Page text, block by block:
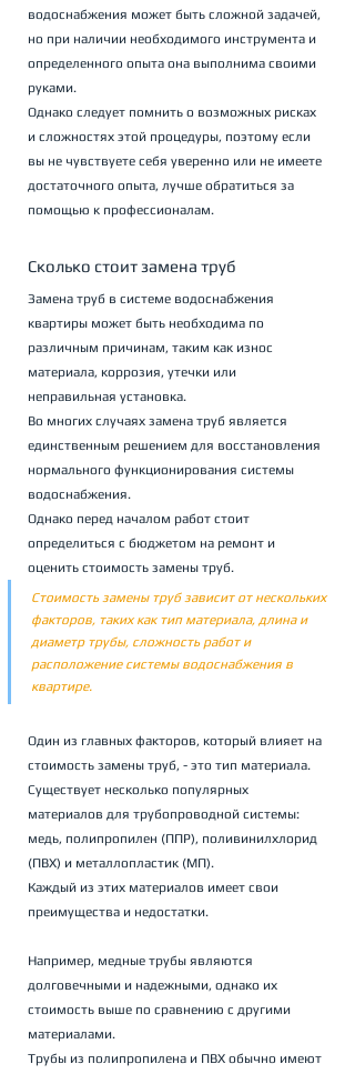
водоснабжения может быть сложной задачей,
но при наличии необходимого инструмента и
определенного опыта она выполнима своими
руками.
Однако следует помнить о возможных рисках
и сложностях этой процедуры, поэтому если
вы не чувствуете себя уверенно или не имеете
достаточного опыта, лучше обратиться за
помощью к профессионалам.
Сколько стоит замена труб
Замена труб в системе водоснабжения
квартиры может быть необходима по
различным причинам, таким как износ
материала, коррозия, утечки или
неправильная установка.
Во многих случаях замена труб является
единственным решением для восстановления
нормального функционирования системы
водоснабжения.
Однако перед началом работ стоит
определиться с бюджетом на ремонт и
оценить стоимость замены труб.
Стоимость замены труб зависит от нескольких
факторов, таких как тип материала, длина и
диаметр трубы, сложность работ и
расположение системы водоснабжения в
квартире.
Один из главных факторов, который влияет на
стоимость замены труб, - это тип материала.
Существует несколько популярных
материалов для трубопроводной системы:
медь, полипропилен (ППР), поливинилхлорид
(ПВХ) и металлопластик (МП).
Каждый из этих материалов имеет свои
преимущества и недостатки.
Например, медные трубы являются
долговечными и надежными, однако их
стоимость выше по сравнению с другими
материалами.
Трубы из полипропилена и ПВХ обычно имеют